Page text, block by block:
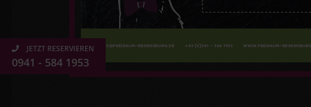
JETZT RESERVIEREN
0941 - 584 1953